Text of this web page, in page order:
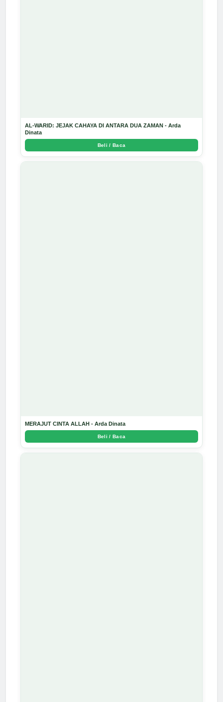
AL-WARID: JEJAK CAHAYA DI ANTARA DUA ZAMAN - Arda
Dinata
Beli / Baca
MERAJUT CINTA ALLAH - Arda Dinata
Beli / Baca